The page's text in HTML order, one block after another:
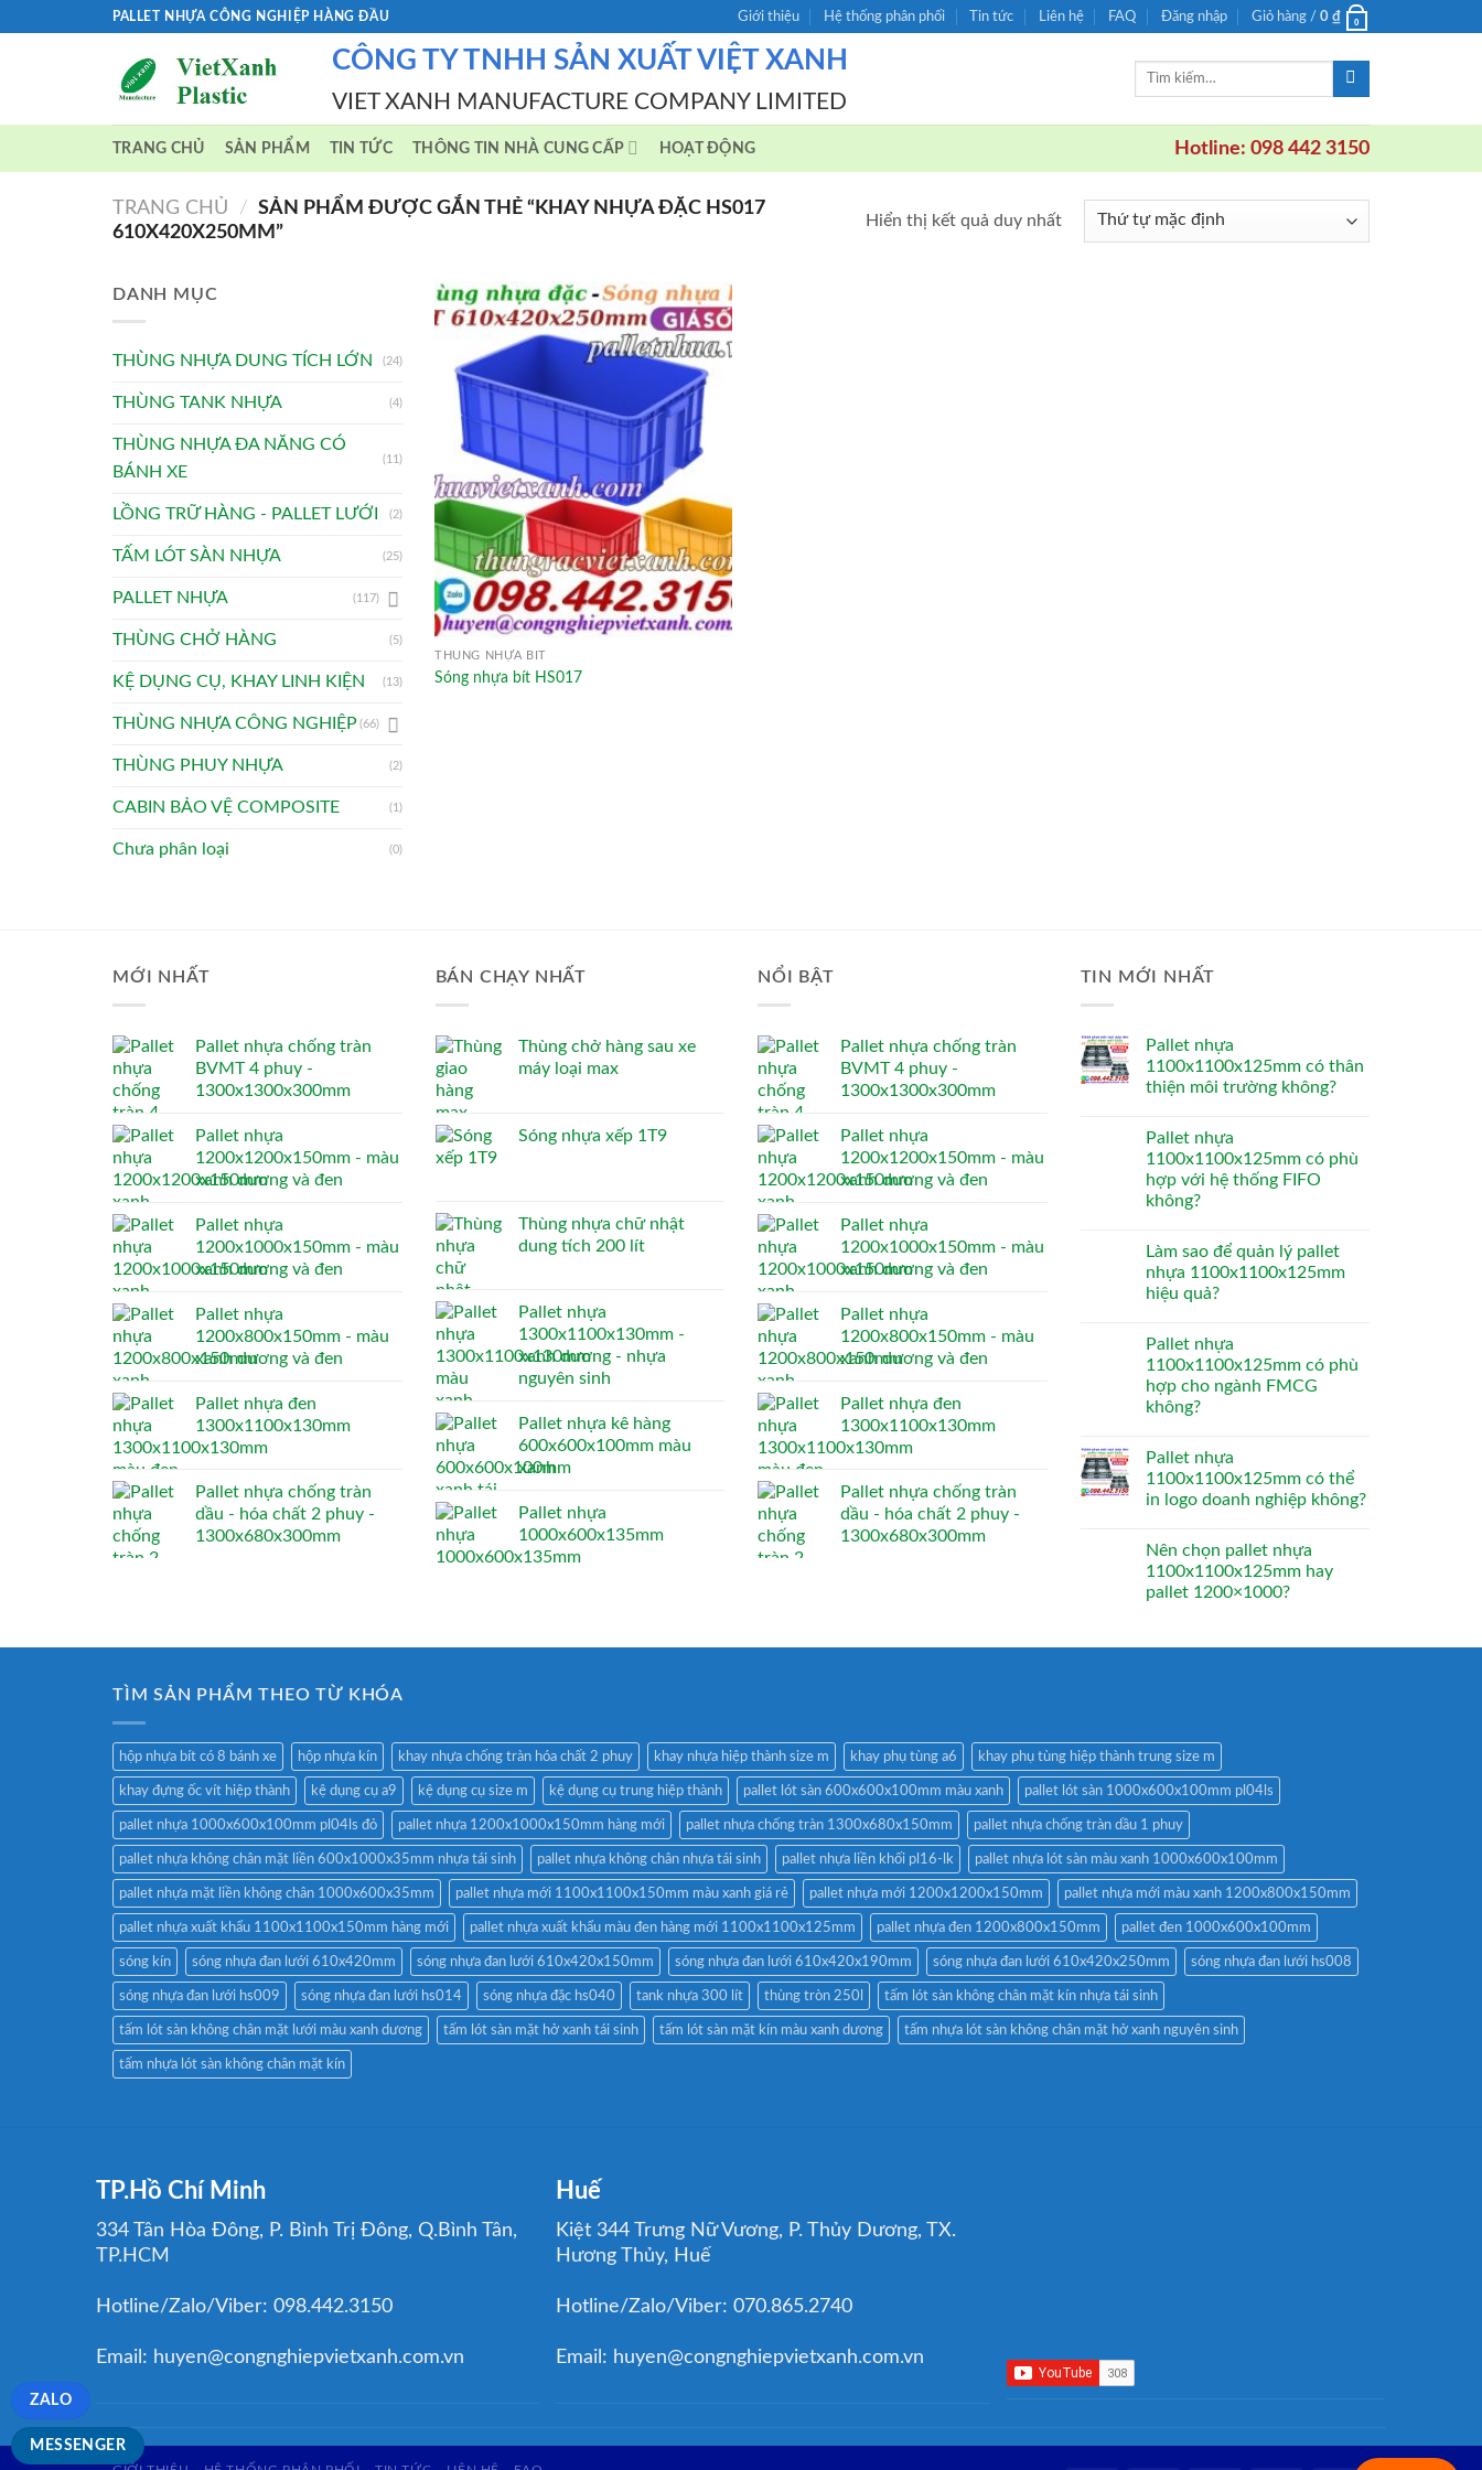
PALLET NHỰA CÔNG NGHIỆP HÀNG ĐẦU Giới thiệu Hệ thống phân phối Tin tức Liên hệ FAQ Đăng nhập Giỏ hàng / 0 ₫ 0
CÔNG TY TNHH SẢN XUẤT VIỆT XANH
VIET XANH MANUFACTURE COMPANY LIMITED
Tìm
TRANG CHỦ SẢN PHẨM TIN TỨC THÔNG TIN NHÀ CUNG CẤP HOẠT ĐỘNG Hotline: 098 442 3150
TRANG CHỦ / SẢN PHẨM ĐƯỢC GẮN THẺ “KHAY NHỰA ĐẶC HS017
610X420X250MM”
Hiển thị kết quả duy nhất
DANH MỤC
THÙNG NHỰA DUNG TÍCH LỚN (24)
THÙNG TANK NHỰA (4)
THÙNG NHỰA ĐA NĂNG CÓ
BÁNH XE
(11)
LỒNG TRỮ HÀNG - PALLET LƯỚI (2)
TẤM LÓT SÀN NHỰA (25)
PALLET NHỰA (117)
THÙNG CHỞ HÀNG (5)
KỆ DỤNG CỤ, KHAY LINH KIỆN (13)
THÙNG NHỰA CÔNG NGHIỆP(66)
THÙNG PHUY NHỰA (2)
CABIN BẢO VỆ COMPOSITE (1)
Chưa phân loại (0)
THÙNG NHỰA BÍT
Sóng nhựa bít HS017
MỚI NHẤT
Pallet nhựa chống tràn
BVMT 4 phuy -
1300x1300x300mm
Pallet nhựa
1200x1200x150mm - màu
xanh dương và đen
Pallet nhựa
1200x1000x150mm - màu
xanh dương và đen
Pallet nhựa
1200x800x150mm - màu
xanh dương và đen
Pallet nhựa đen
1300x1100x130mm
Pallet nhựa chống tràn
dầu - hóa chất 2 phuy -
1300x680x300mm
BÁN CHẠY NHẤT
Thùng chở hàng sau xe
máy loại max
Sóng nhựa xếp 1T9
Thùng nhựa chữ nhật
dung tích 200 lít
Pallet nhựa
1300x1100x130mm -
xanh dương - nhựa
nguyên sinh
Pallet nhựa kê hàng
600x600x100mm màu
xanh
Pallet nhựa
1000x600x135mm
NỔI BẬT
Pallet nhựa chống tràn
BVMT 4 phuy -
1300x1300x300mm
Pallet nhựa
1200x1200x150mm - màu
xanh dương và đen
Pallet nhựa
1200x1000x150mm - màu
xanh dương và đen
Pallet nhựa
1200x800x150mm - màu
xanh dương và đen
Pallet nhựa đen
1300x1100x130mm
Pallet nhựa chống tràn
dầu - hóa chất 2 phuy -
1300x680x300mm
TIN MỚI NHẤT
Pallet nhựa
1100x1100x125mm có thân
thiện môi trường không?
Pallet nhựa
1100x1100x125mm có phù
hợp với hệ thống FIFO
không?
Làm sao để quản lý pallet
nhựa 1100x1100x125mm
hiệu quả?
Pallet nhựa
1100x1100x125mm có phù
hợp cho ngành FMCG
không?
Pallet nhựa
1100x1100x125mm có thể
in logo doanh nghiệp không?
Nên chọn pallet nhựa
1100x1100x125mm hay
pallet 1200×1000?
TÌM SẢN PHẨM THEO TỪ KHÓA
hộp nhựa bít có 8 bánh xe hộp nhựa kín khay nhựa chống tràn hóa chất 2 phuy khay nhựa hiệp thành size m khay phụ tùng a6 khay phụ tùng hiệp thành trung size m
khay đựng ốc vít hiệp thành kệ dụng cụ a9 kệ dụng cụ size m kệ dụng cụ trung hiệp thành pallet lót sàn 600x600x100mm màu xanh pallet lót sàn 1000x600x100mm pl04ls
pallet nhựa 1000x600x100mm pl04ls đỏ pallet nhựa 1200x1000x150mm hàng mới pallet nhựa chống tràn 1300x680x150mm pallet nhựa chống tràn dầu 1 phuy
pallet nhựa không chân mặt liền 600x1000x35mm nhựa tái sinh pallet nhựa không chân nhựa tái sinh pallet nhựa liền khối pl16-lk pallet nhựa lót sàn màu xanh 1000x600x100mm
pallet nhựa mặt liền không chân 1000x600x35mm pallet nhựa mới 1100x1100x150mm màu xanh giá rẻ pallet nhựa mới 1200x1200x150mm pallet nhựa mới màu xanh 1200x800x150mm
pallet nhựa xuất khẩu 1100x1100x150mm hàng mới pallet nhựa xuất khẩu màu đen hàng mới 1100x1100x125mm pallet nhựa đen 1200x800x150mm pallet đen 1000x600x100mm
sóng kín sóng nhựa đan lưới 610x420mm sóng nhựa đan lưới 610x420x150mm sóng nhựa đan lưới 610x420x190mm sóng nhựa đan lưới 610x420x250mm sóng nhựa đan lưới hs008
sóng nhựa đan lưới hs009 sóng nhựa đan lưới hs014 sóng nhựa đặc hs040 tank nhựa 300 lít thùng tròn 250l tấm lót sàn không chân mặt kín nhựa tái sinh
tấm lót sàn không chân mặt lưới màu xanh dương tấm lót sàn mặt hở xanh tái sinh tấm lót sàn mặt kín màu xanh dương tấm nhựa lót sàn không chân mặt hở xanh nguyên sinh
tấm nhựa lót sàn không chân mặt kín
TP.Hồ Chí Minh
334 Tân Hòa Đông, P. Bình Trị Đông, Q.Bình Tân,
TP.HCM
Hotline/Zalo/Viber: 098.442.3150
Email: huyen@congnghiepvietxanh.com.vn
Huế
Kiệt 344 Trưng Nữ Vương, P. Thủy Dương, TX.
Hương Thủy, Huế
Hotline/Zalo/Viber: 070.865.2740
Email: huyen@congnghiepvietxanh.com.vn
MESSENGER
ZALO